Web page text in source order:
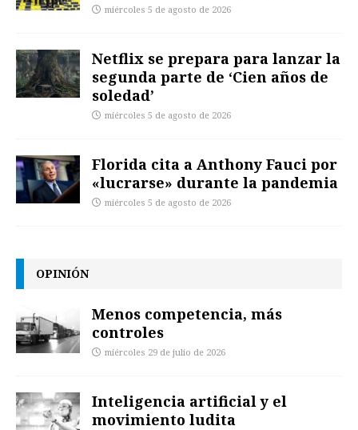
miércoles 5 de agosto de 2026
Netflix se prepara para lanzar la
segunda parte de ‘Cien años de
soledad’
miércoles 5 de agosto de 2026
Florida cita a Anthony Fauci por
«lucrarse» durante la pandemia
miércoles 5 de agosto de 2026
OPINIÓN
Menos competencia, más
controles
miércoles 29 de julio de 2026
Inteligencia artificial y el
movimiento ludita